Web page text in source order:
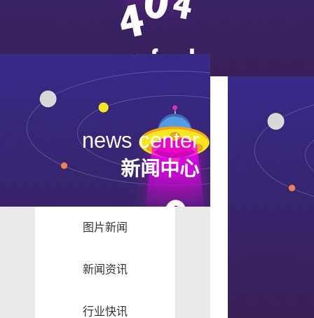
news center
新闻中心
图片新闻
新闻资讯
行业快讯